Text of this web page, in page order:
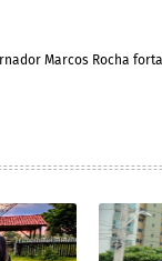
Marcos Rocha